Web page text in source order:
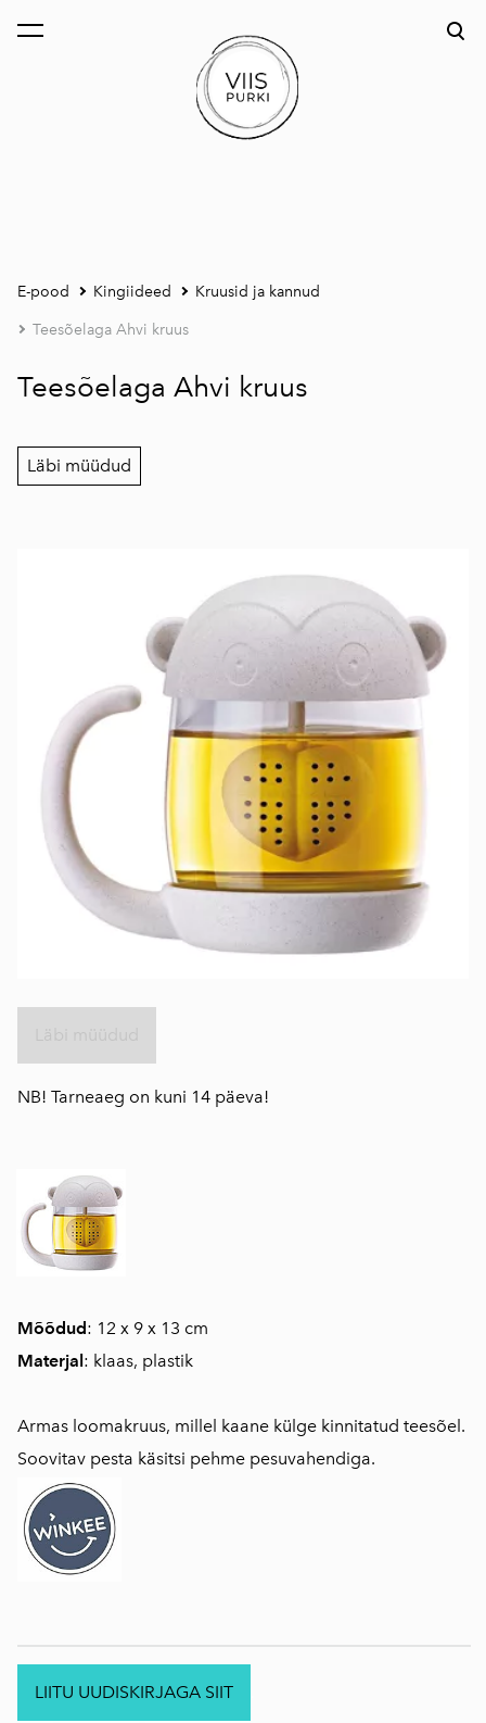
lisati ostukorvi. Vaata ostukorvi
E-pood Kingiideed Kruusid ja kannud
Teesõelaga Ahvi kruus
Mõõdud: 12 x 9 x 13 cm
Materjal : klaas, plastik
Armas loomakruus, millel kaane külge kinnitatud teesõel.
Soovitav pesta käsitsi pehme pesuvahendiga.
Teesõelaga Ahvi kruus
Läbi müüdud
NB! Tarneaeg on kuni 14 päeva!
LIITU UUDISKIRJAGA SIIT